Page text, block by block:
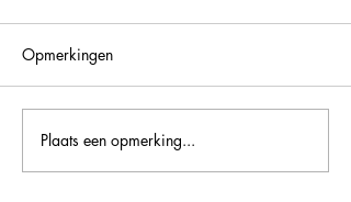
Bellini.world brengt La
Dolce Vita naar BITE
Opmerkingen
Plaats een opmerking...